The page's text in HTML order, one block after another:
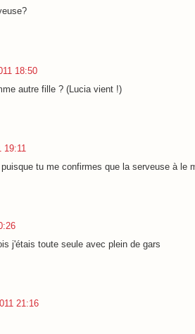
18:50
autre fille ? (Lucia vient !)
19:11
tu me confirmes que la serveuse à le
j'étais toute seule avec plein de gars
21:16